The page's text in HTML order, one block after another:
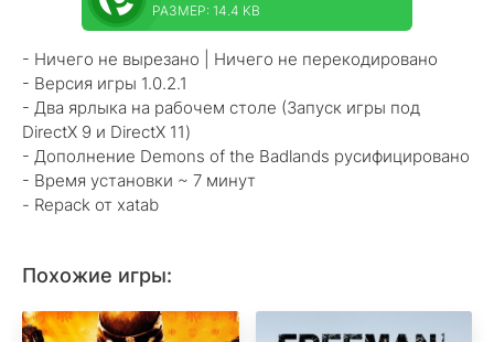
РАЗМЕР: 14.4 KB
- Ничего не вырезано | Ничего не перекодировано
- Версия игры 1.0.2.1
- Два ярлыка на рабочем столе (Запуск игры под
DirectX 9 и DirectX 11)
- Дополнение Demons of the Badlands русифицировано
- Время установки ~ 7 минут
- Repack от xatab
Похожие игры: